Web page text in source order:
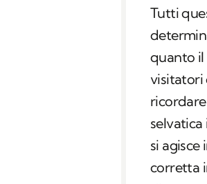
Tutti
quanto il
visitatori
si
corretta